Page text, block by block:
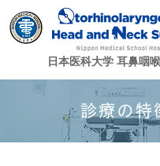
日本医科大学 耳鼻咽
診療の特